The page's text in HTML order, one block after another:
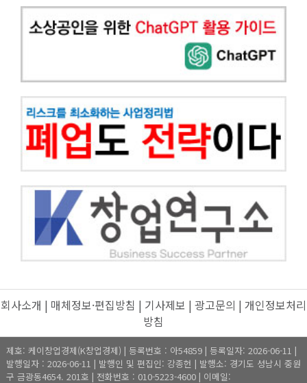
회사소개 | 매체정보·편집방침 | 기사제보 | 광고문의 | 개인정보처리
방침
제호: 케이창업경제(K창업경제) | 등록번호 : 아54859 | 등록일자: 2026-06-11 |
발행일자 : 2026-06-11 | 발행인 및 편집인: 강종헌 | 발행소: 경기도 성남시 중원
구 금광동4654. 201호 | 전화번호 : 010-5223-4600 | 이메일: